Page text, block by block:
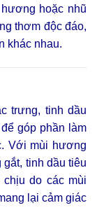
hoặc nhũ
thơm độc đáo,
khác nhau.
trưng, tinh dầu
góp phần làm
Với mùi hương
tinh dầu tiêu
do các mùi
lại cảm giác